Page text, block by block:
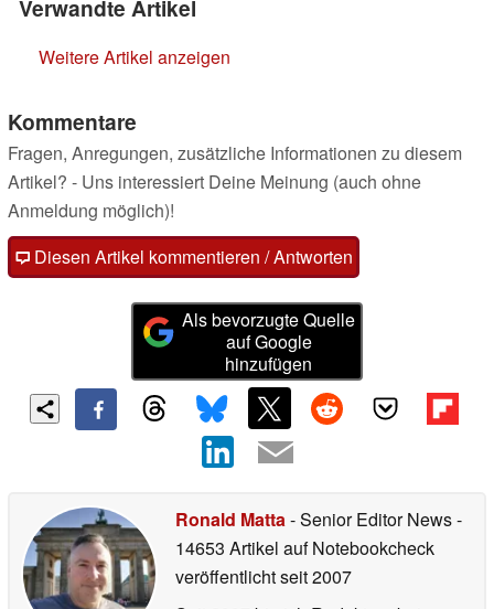
Verwandte Artikel
Weitere Artikel anzeigen
Kommentare
Fragen, Anregungen, zusätzliche Informationen zu diesem
Artikel? - Uns interessiert Deine Meinung (auch ohne
Anmeldung möglich)!
Diesen Artikel kommentieren / Antworten
Als bevorzugte Quelle
auf Google
hinzufügen
Ronald Matta- Senior Editor News-
14653 Artikel auf Notebookcheck
veröffentlichtseit 2007